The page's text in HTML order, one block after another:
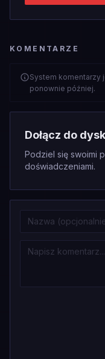
KOMENTARZE
System komentarzy
ponownie później.
Dołącz do
Podziel się swoimi
doświadczeniami.